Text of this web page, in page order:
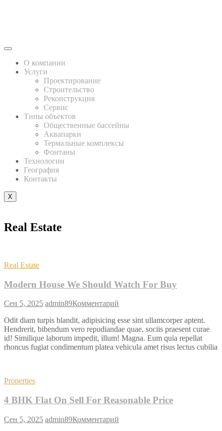
О компании
Услуги
Проектирование
Строительство
Реконструкция
Сервис
Типы объектов
Общественные бассейны
Аквапарки
Термальные комплексы
Фонтаны
Технологии
География
Контакты
X
Real Estate
Real Estate
Modern House We Should Watch For Buy
Сен 5, 2025 admin89Комментарий
Odit diam turpis blandit, adipisicing esse sint ullamcorper aptent.
Hendrerit, bibendum vero repudiandae quae, sociis praesent curae
id! Similique laborum impedit, illum! Magna. Eum quia repellat
rhoncus fugiat condimentum platea vehicula amet risus lectus cubilia
Properties
4 BHK Flat On Sell For Reasonable Price
Сен 5, 2025 admin89Комментарий